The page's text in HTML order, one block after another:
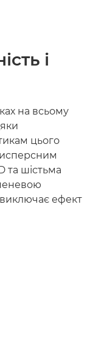
і
на всьому
цього
та шістьма
ефект